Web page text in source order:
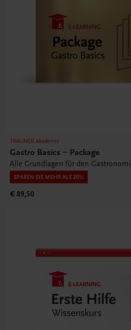
TRAUNER Akademie
Gastro Basics – Package
Alle Grundlagen für den
SPAREN SIE MEHR ALS 20%
€ 89,50